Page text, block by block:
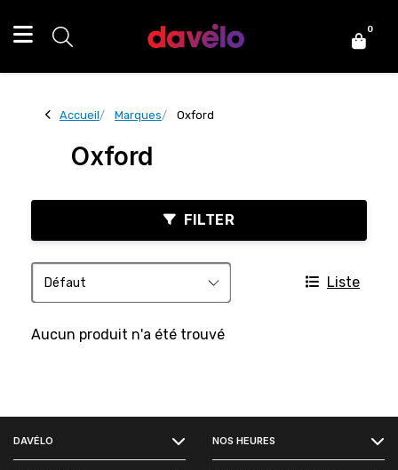
0
Accueil Marques Oxford
Oxford
FILTER
Liste
Aucun produit n'a été trouvé
DAVÉLO NOS HEURES